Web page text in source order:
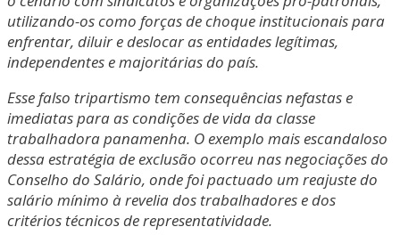
utilizando-os como forças de choque institucionais para
enfrentar, diluir e deslocar as entidades legítimas,
independentes e majoritárias do país.
Esse falso tripartismo tem consequências nefastas e
imediatas para as condições de vida da classe
trabalhadora panamenha. O exemplo mais escandaloso
dessa estratégia de exclusão ocorreu nas negociações do
Conselho do Salário, onde foi pactuado um reajuste do
salário mínimo à revelia dos trabalhadores e dos
critérios técnicos de representatividade.